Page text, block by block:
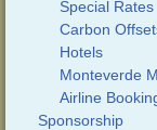
Special Rates
Carbon
Hotels
Monteverde
Airline
Sponsorship